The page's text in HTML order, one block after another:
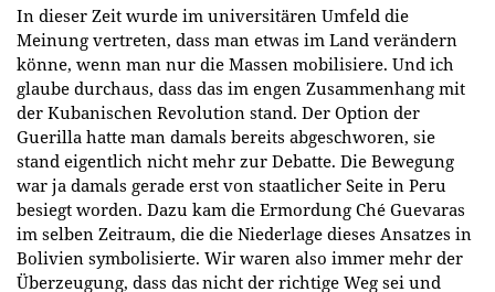
In dieser Zeit wurde im universitären Umfeld die
Meinung vertreten, dass man etwas im Land verändern
könne, wenn man nur die Massen mobilisiere. Und ich
glaube durchaus, dass das im engen Zusammenhang mit
der Kubanischen Revolution stand. Der Option der
Guerilla hatte man damals bereits abgeschworen, sie
stand eigentlich nicht mehr zur Debatte. Die Bewegung
war ja damals gerade erst von staatlicher Seite in Peru
besiegt worden. Dazu kam die Ermordung Ché Guevaras
im selben Zeitraum, die die Niederlage dieses Ansatzes in
Bolivien symbolisierte. Wir waren also immer mehr der
Überzeugung, dass das nicht der richtige Weg sei und